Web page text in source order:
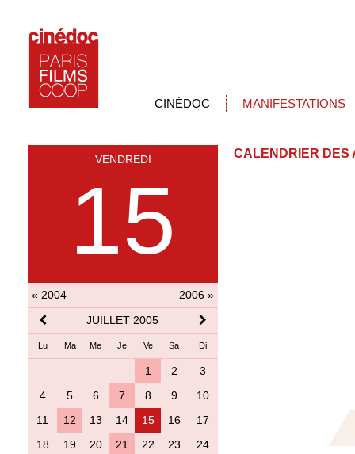
CINÉDOC MANIFESTATIONS
VENDREDI
15
« 2004
2006 »
JUILLET 2005
Lu Ma Me Je Ve Sa Di
1 2
3
4
5 6 7 8 9
10
11
12 13 14 15 16
17
18
19 20 21 22 23
24
CALENDRIER DES